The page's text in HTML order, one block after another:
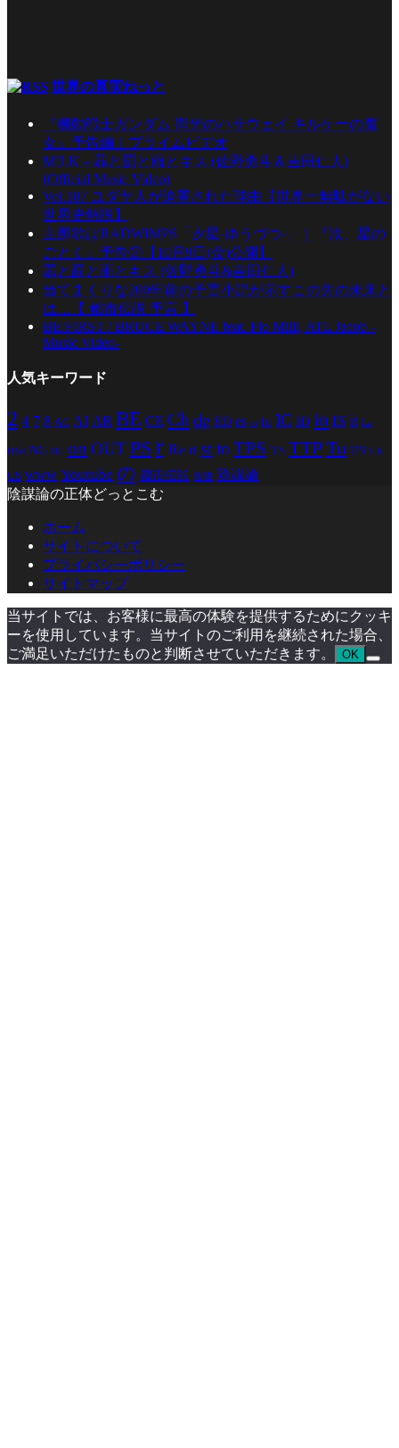
世界の真実ねっと
『機動戦士ガンダム 閃光のハサウェイ キルケーの魔
女』予告編｜プライムビデオ
M!LK – 罪と罰と雨とキス (佐野勇斗＆吉田仁人)
(Official Music Video)
Vol.187 ユダヤ人が迫害された理由【世界一無駄がない
世界史解説】
主題歌はRADWIMPS「夕星-ゆうづつ-」｜『汝、星の
ごとく』予告②【10月9日(金)公開】
罪と罰と雨とキス (佐野勇斗&吉田仁人)
当てまくりな200年前の予言小説が示すこの先の未来と
は…【 都市伝説 予言 】
BE:FIRST / BRUCE WAYNE feat. Flo Milli, ATL Jacob -
Music Video-
人気キーワード
2 4 7 8 AC AI AR BE CE Ch de ED es et ht IC ID in IS it La
ma NG OL on OUTPS r Re rt st to TPS TS TTPTu UN UR
US www Youtube の 都市伝説 陰謀 陰謀論
陰謀論の正体どっとこむ
ホーム
サイトについて
プライバシーポリシー
サイトマップ
当サイトでは、お客様に最高の体験を提供するためにクッキ
ーを使用しています。当サイトのご利用を継続された場合、
ご満足いただけたものと判断させていただきます。
OK